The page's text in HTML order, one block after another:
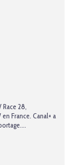
28,
France. Canal+ a